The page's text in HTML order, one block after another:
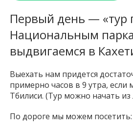
Первый день — «тур
Национальным
выдвигаемся в
Выехать нам придется
примерно часов в 9 утра, если
Тбилиси. (Тур можно начать из
По дороге мы можем посетить: